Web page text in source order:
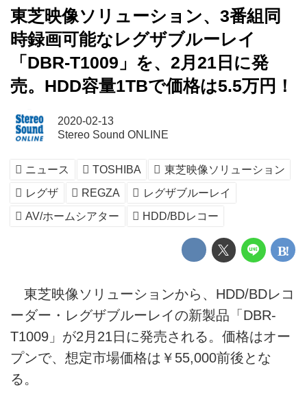
東芝映像ソリューション、3番組同
時録画可能なレグザブルーレイ
「DBR-T1009」を、2月21日に発
売。HDD容量1TBで価格は5.5万円！
2020-02-13
Stereo Sound ONLINE
ニュース TOSHIBA
東芝映像ソリューション
レグザ
REGZA
レグザブルーレイ
AV/ホームシアター
HDD/BDレコー
東芝映像ソリューションから、HDD/BDレコ
ーダー・レグザブルーレイの新製品「DBR-
T1009」が2月21日に発売される。価格はオー
プンで、想定市場価格は￥55,000前後とな
る。